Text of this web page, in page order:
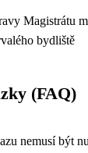
Magistrátu
bydliště
(FAQ)
nemusí být